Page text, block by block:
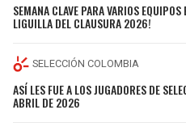
SEMANA CLAVE PARA VARIOS EQUIPOS
LIGUILLA DEL CLAUSURA 2026!
SELECCIÓN COLOMBIA
ASÍ LES FUE A LOS JUGADORES DE
ABRIL DE 2026